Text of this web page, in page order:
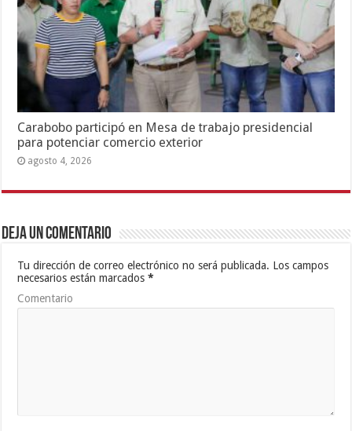
Carabobo participó en Mesa de trabajo presidencial
para potenciar comercio exterior
agosto 4, 2026
Deja un comentario
Tu dirección de correo electrónico no será publicada. Los campos
necesarios están marcados*
Comentario